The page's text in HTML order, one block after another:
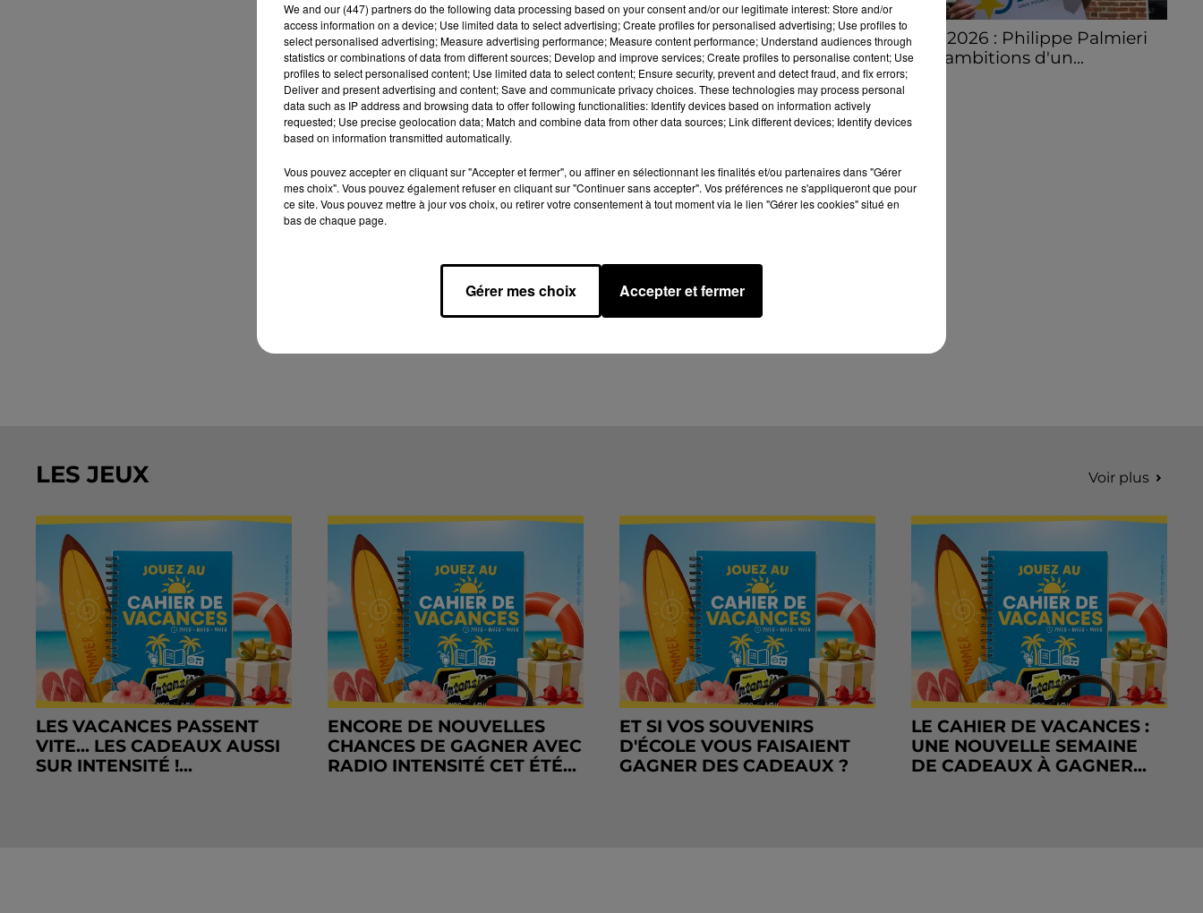
Stars'Terre 2026 : Philippe Palmieri
dévoile les ambitions d'un...
À quelques semaines de la première
édition de Stars'Terre, organisée du 18 au 20
septembre 2026 au Château de Courtalain,
LES JEUX Voir plus
LES VACANCES PASSENT
VITE... LES CADEAUX AUSSI
SUR INTENSITÉ !...
ENCORE DE NOUVELLES
CHANCES DE GAGNER AVEC
RADIO INTENSITÉ CET ÉTÉ...
ET SI VOS SOUVENIRS
D'ÉCOLE VOUS FAISAIENT
GAGNER DES CADEAUX ?
LE CAHIER DE VACANCES :
UNE NOUVELLE SEMAINE
DE CADEAUX À GAGNER...
We and our (447) partnersdo the following data processing based on your consent and/or our legitimate interest: Store and/or
access information on a device; Use limited data to select advertising; Create profiles for personalised advertising; Use profiles to
select personalised advertising; Measure advertising performance; Measure content performance; Understand audiences through
statistics or combinations of data from different sources; Develop and improve services; Create profiles to personalise content; Use
profiles to select personalised content; Use limited data to select content; Ensure security, prevent and detect fraud, and fix errors;
Deliver and present advertising and content; Save and communicate privacy choices. These technologies may process personal
data such as IP address and browsing data to offer following functionalities: Identify devices based on information actively
requested; Use precise geolocation data; Match and combine data from other data sources; Link different devices; Identify devices
based on information transmitted automatically.
Vous pouvez accepter en cliquant sur "Accepter et fermer", ou affiner en sélectionnant les finalités et/ou partenaires dans "Gérer
mes choix". Vous pouvez également refuser en cliquant sur "Continuer sans accepter". Vos préférences ne s'appliqueront que pour
ce site. Vous pouvez mettre à jour vos choix, ou retirer votre consentement à tout moment via le lien "Gérer les cookies" situé en
bas de chaque page.
Gérer mes choix Accepter et fermer